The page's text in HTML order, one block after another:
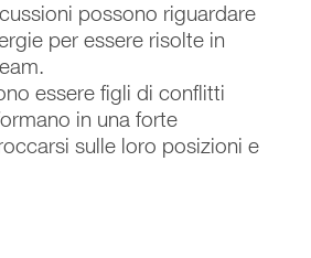
possono riguardare
per essere risolte in
essere figli di conflitti
in una forte
sulle loro posizioni e